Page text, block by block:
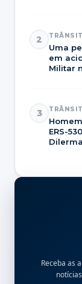
2
Uma
em
Militar
3
ERS-
Receba as